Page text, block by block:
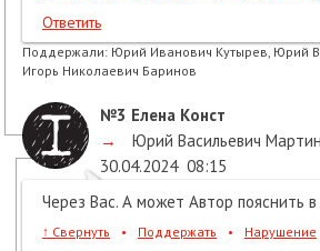
Ответить
Поддержали: Юрий Иванович Кутырев, Юрий
Игорь Николаевич Баринов
№3 Елена Конст
→
Юрий Васильевич
30.04.2024 08:15
Через Вас. А может Автор пояснить
↑ Свернуть • Поддержать • Нарушение